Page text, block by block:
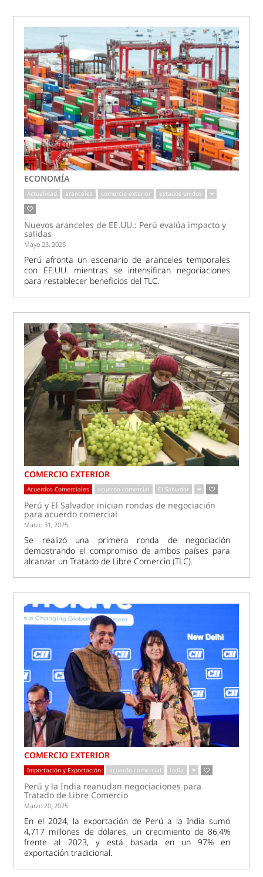
ECONOMÍA
Actualidad aranceles comercio exterior estados unidos
Nuevos aranceles de EE.UU.: Perú evalúa impacto y
salidas
Mayo 23, 2025
Perú afronta un escenario de aranceles temporales
con EE.UU. mientras se intensifican negociaciones
para restablecer beneficios del TLC.
COMERCIO EXTERIOR
Acuerdos Comerciales acuerdo comercial El Salvador
Perú y El Salvador inician rondas de negociación
para acuerdo comercial
Marzo 31, 2025
Se realizó una primera ronda de negociación
demostrando el compromiso de ambos países para
alcanzar un Tratado de Libre Comercio (TLC).
COMERCIO EXTERIOR
Importación y Exportación acuerdo comercial india
Perú y la India reanudan negociaciones para
Tratado de Libre Comercio
Marzo 20, 2025
En el 2024, la exportación de Perú a la India sumó
4,717 millones de dólares, un crecimiento de 86,4%
frente al 2023, y está basada en un 97% en
exportación tradicional.